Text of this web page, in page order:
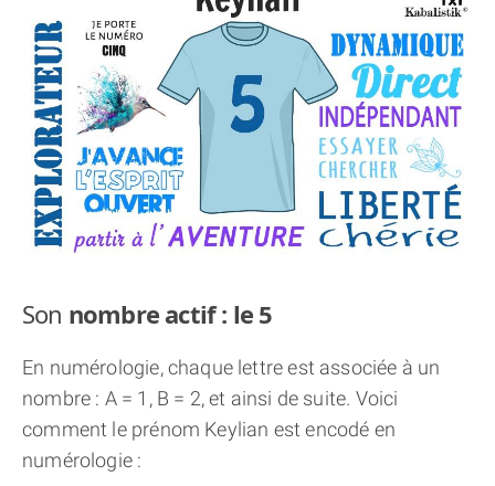
Son nombre actif : le 5
En numérologie, chaque lettre est associée à un
nombre : A = 1, B = 2, et ainsi de suite. Voici
comment le prénom Keylian est encodé en
numérologie :
THÈME « DOUBLE JE »
APPRENDRE LA NUMÉROLOGIE
EXPLORER LA NUMÉROLOGIE
70.000 PRÉNOMS
(À PROPOS)